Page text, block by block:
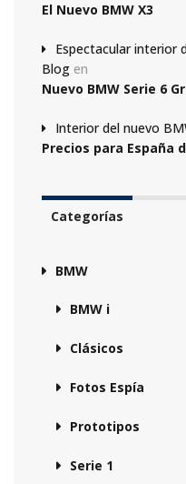
El Nuevo BMW X3
Espectacular interior
Blog en
Nuevo BMW Serie 6
Interior del nuevo
Precios para España
Categorías
BMW
BMW i
Clásicos
Fotos Espía
Prototipos
Serie 1